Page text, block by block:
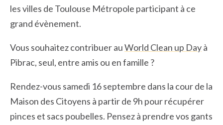
les villes de Toulouse Métropole participant à ce
grand évènement.
Vous souhaitez contribuer auWorld Clean up Dayà
Pibrac, seul, entre amis ou en famille ?
Rendez-vous samedi 16 septembre dans la cour de la
Maison des Citoyens à partir de 9h pour récupérer
pinces et sacs poubelles. Pensez à prendre vos gants